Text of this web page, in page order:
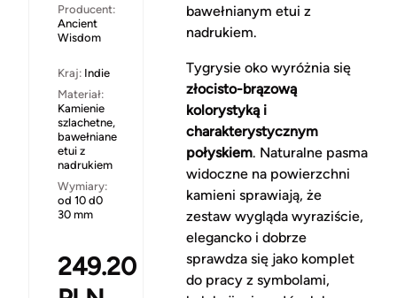
Producent:
Ancient
Wisdom
Kraj: Indie
Materiał:
Kamienie
szlachetne,
bawełniane
etui z
nadrukiem
Wymiary:
od 10 d0
30 mm
249.20
bawełnianym etui z
nadrukiem.
Tygrysie oko wyróżnia się
złocisto-brązową
kolorystyką i
charakterystycznym
połyskiem. Naturalne pasma
widoczne na powierzchni
kamieni sprawiają, że
zestaw wygląda wyraziście,
elegancko i dobrze
sprawdza się jako komplet
do pracy z symbolami,